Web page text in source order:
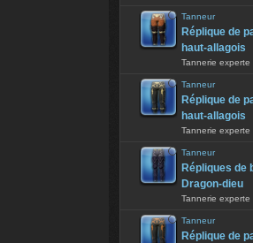
Tanneur
Réplique de
haut-allagois
Tannerie experte
Tanneur
Réplique de
haut-allagois
Tannerie experte
Tanneur
Répliques de
Dragon-dieu
Tannerie experte
Tanneur
Réplique de